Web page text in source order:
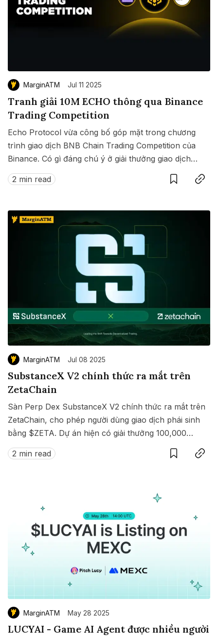
MarginATM Jul 11 2025
Tranh giải 10M ECHO thông qua Binance
Trading Competition
Echo Protocol vừa công bố góp mặt trong chương
trình giao dịch BNB Chain Trading Competition của
Binance. Có gì đáng chú ý ở giải thưởng giao dịch
này?
2 min read
SaveCopy link
MarginATM Jul 08 2025
SubstanceX V2 chính thức ra mắt trên
ZetaChain
Sàn Perp Dex SubstanceX V2 chính thức ra mắt trên
ZetaChain, cho phép người dùng giao dịch phái sinh
bằng $ZETA. Dự án hiện có giải thưởng 100,000
$ZETA diễn ra từ 8 đến 15/07/2025.
2 min read
SaveCopy link
MarginATM May 28 2025
LUCYAI - Game AI Agent được nhiều người